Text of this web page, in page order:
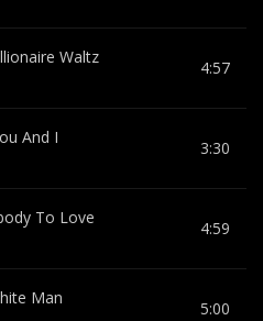
Waltz
4:57
And I
3:30
To Love
4:59
Man
5:00